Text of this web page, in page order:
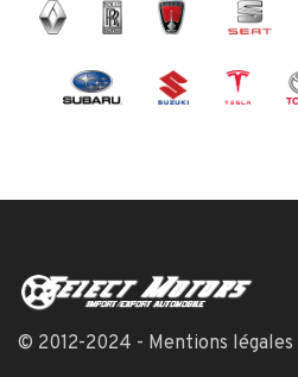
© 2012-2024 - Mentions légales